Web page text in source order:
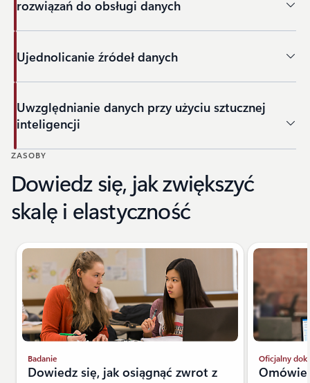
rozwiązań do obsługi danych
Ujednolicanie źródeł danych
Uwzględnianie danych przy użyciu sztucznej
inteligencji
Powrót do kart
ZASOBY
Dowiedz się, jak zwiększyć
skalę i elastyczność
Badanie
Dowiedz się, jak osiągnąć zwrot z
Oficjalny